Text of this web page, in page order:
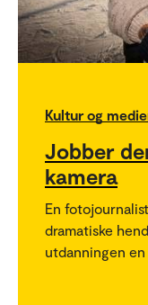
Kultur og
Jobber
kamera
En
dramatiske
utdanningen en